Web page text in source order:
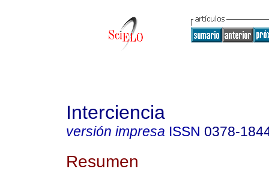
Interciencia
versión impresa ISSN 0378-
Resumen